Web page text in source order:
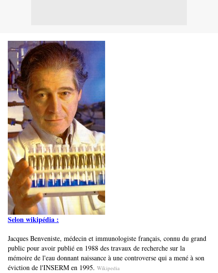
Selon wikipédia :
Jacques Benveniste, médecin et immunologiste français, connu du grand
public pour avoir publié en 1988 des travaux de recherche sur la
mémoire de l'eau donnant naissance à une controverse qui a mené à son
éviction de l'INSERM en 1995. Wikipedia